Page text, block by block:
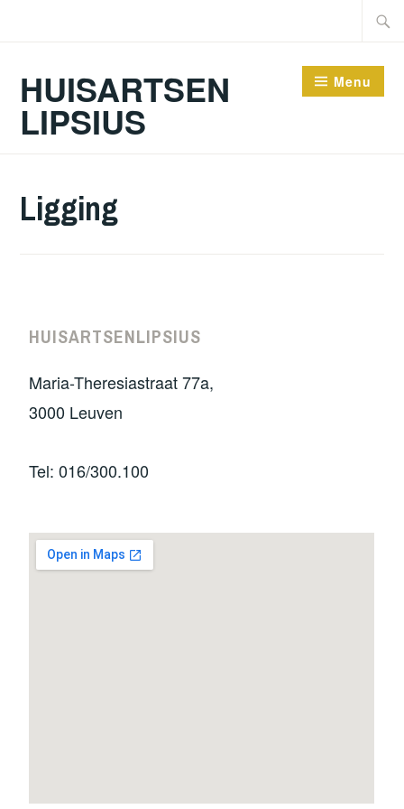
HUISARTSEN
LIPSIUS
Menu
Ligging
HUISARTSENLIPSIUS
Maria-Theresiastraat 77a,
3000 Leuven
Tel: 016/300.100